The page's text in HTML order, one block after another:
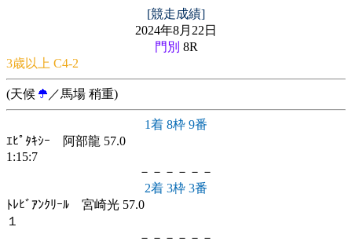
[競走成績]
2024年8月22日
門別 8R
3歳以上 C4-2
(天候 ／馬場 稍重)
1着 8枠 9番
ｴﾋﾟﾀｷｼｰ 阿部龍 57.0
1:15:7
－－－－－－
2着 3枠 3番
ﾄﾚﾋﾞｱﾝｸﾘｰﾙ 宮崎光 57.0
１
－－－－－－